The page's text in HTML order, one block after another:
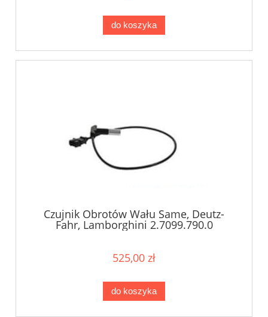
do koszyka
Czujnik Obrotów Wału Same, Deutz-
Fahr, Lamborghini 2.7099.790.0
525,00 zł
do koszyka